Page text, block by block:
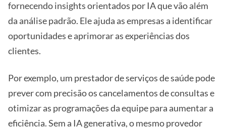
fornecendo insights orientados por IA que vão além
da análise padrão. Ele ajuda as empresas a identificar
oportunidades e aprimorar as experiências dos
clientes.
Por exemplo, um prestador de serviços de saúde pode
prever com precisão os cancelamentos de consultas e
otimizar as programações da equipe para aumentar a
eficiência. Sem a IA generativa, o mesmo provedor